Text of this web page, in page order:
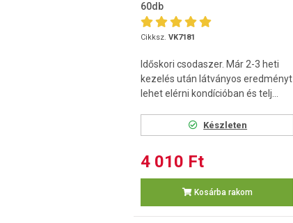
60db
Cikksz. VK7181
Időskori csodaszer. Már 2-3 heti
kezelés után látványos eredményt
lehet elérni kondícióban és telj...
Készleten
4 010 Ft
Kosárba rakom